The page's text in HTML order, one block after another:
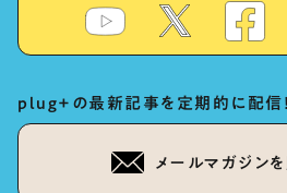
plug+の最新記事を定期的に配信！
メールマガジンを